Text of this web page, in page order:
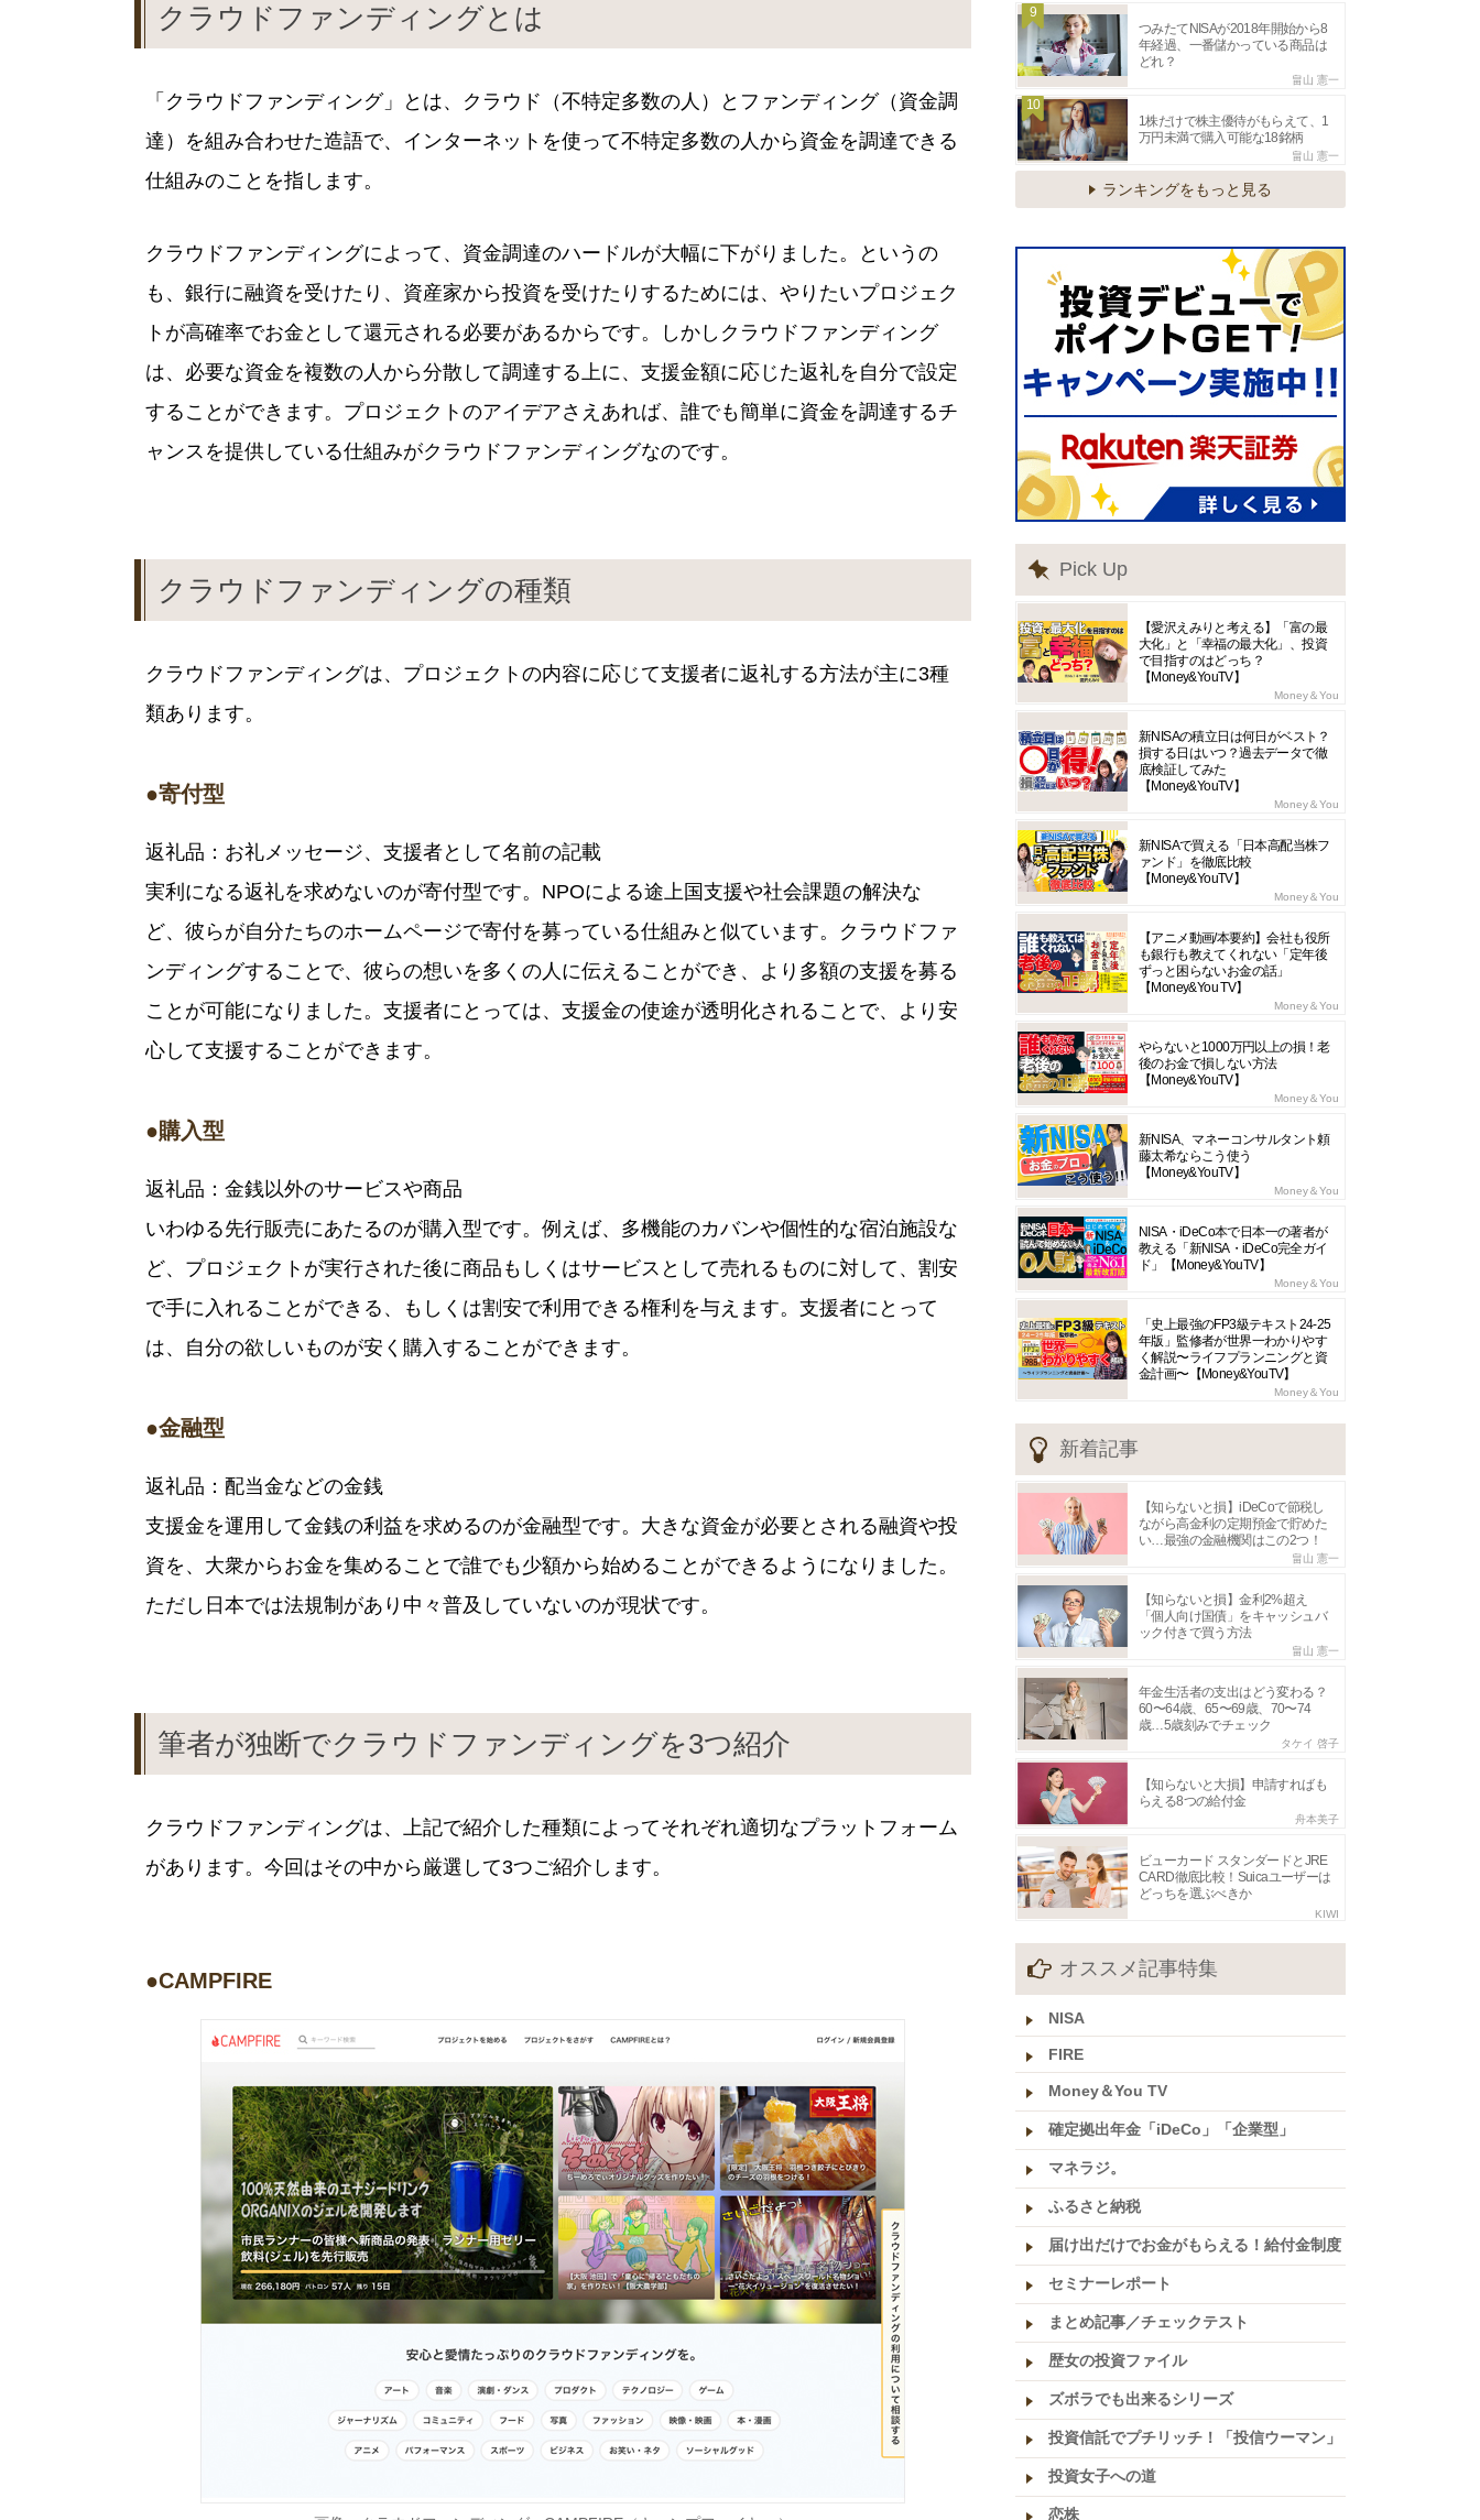
クラウドファンディングとは
「クラウドファンディング」とは、クラウド（不特定多数の人）とファンディング（資金調
達）を組み合わせた造語で、インターネットを使って不特定多数の人から資金を調達できる
仕組みのことを指します。
クラウドファンディングによって、資金調達のハードルが大幅に下がりました。というの
も、銀行に融資を受けたり、資産家から投資を受けたりするためには、やりたいプロジェク
トが高確率でお金として還元される必要があるからです。しかしクラウドファンディング
は、必要な資金を複数の人から分散して調達する上に、支援金額に応じた返礼を自分で設定
することができます。プロジェクトのアイデアさえあれば、誰でも簡単に資金を調達するチ
ャンスを提供している仕組みがクラウドファンディングなのです。
クラウドファンディングの種類
クラウドファンディングは、プロジェクトの内容に応じて支援者に返礼する方法が主に3種
類あります。
●寄付型
返礼品：お礼メッセージ、支援者として名前の記載
実利になる返礼を求めないのが寄付型です。NPOによる途上国支援や社会課題の解決な
ど、彼らが自分たちのホームページで寄付を募っている仕組みと似ています。クラウドファ
ンディングすることで、彼らの想いを多くの人に伝えることができ、より多額の支援を募る
ことが可能になりました。支援者にとっては、支援金の使途が透明化されることで、より安
心して支援することができます。
●購入型
返礼品：金銭以外のサービスや商品
いわゆる先行販売にあたるのが購入型です。例えば、多機能のカバンや個性的な宿泊施設な
ど、プロジェクトが実行された後に商品もしくはサービスとして売れるものに対して、割安
で手に入れることができる、もしくは割安で利用できる権利を与えます。支援者にとって
は、自分の欲しいものが安く購入することができます。
●金融型
返礼品：配当金などの金銭
支援金を運用して金銭の利益を求めるのが金融型です。大きな資金が必要とされる融資や投
資を、大衆からお金を集めることで誰でも少額から始めることができるようになりました。
ただし日本では法規制があり中々普及していないのが現状です。
筆者が独断でクラウドファンディングを3つ紹介
クラウドファンディングは、上記で紹介した種類によってそれぞれ適切なプラットフォーム
があります。今回はその中から厳選して3つご紹介します。
●CAMPFIRE
9
つみたてNISAが2018年開始から8
年経過、一番儲かっている商品は
どれ？
畠山 憲一
10
1株だけで株主優待がもらえて、1
万円未満で購入可能な18銘柄
畠山 憲一
ランキングをもっと見る
Pick Up
【愛沢えみりと考える】「富の最
大化」と「幸福の最大化」、投資
で目指すのはどっち？
【Money&YouTV】
Money＆You
新NISAの積立日は何日がベスト？
損する日はいつ？過去データで徹
底検証してみた
【Money&YouTV】
Money＆You
新NISAで買える「日本高配当株フ
ァンド」を徹底比較
【Money&YouTV】
Money＆You
【アニメ動画/本要約】会社も役所
も銀行も教えてくれない「定年後
ずっと困らないお金の話」
【Money&You TV】
Money＆You
やらないと1000万円以上の損！老
後のお金で損しない方法
【Money&YouTV】
Money＆You
新NISA、マネーコンサルタント頼
藤太希ならこう使う
【Money&YouTV】
Money＆You
NISA・iDeCo本で日本一の著者が
教える「新NISA・iDeCo完全ガイ
ド」【Money&YouTV】
Money＆You
「史上最強のFP3級テキスト24-25
年版」監修者が世界一わかりやす
く解説〜ライフプランニングと資
金計画〜【Money&YouTV】
Money＆You
新着記事
【知らないと損】iDeCoで節税し
ながら高金利の定期預金で貯めた
い…最強の金融機関はこの2つ！
畠山 憲一
【知らないと損】金利2%超え
「個人向け国債」をキャッシュバ
ック付きで買う方法
畠山 憲一
年金生活者の支出はどう変わる？
60〜64歳、65〜69歳、70〜74
歳…5歳刻みでチェック
タケイ 啓子
【知らないと大損】申請すればも
らえる8つの給付金
舟本美子
ビューカード スタンダードとJRE
CARD徹底比較！Suicaユーザーは
どっちを選ぶべきか
KIWI
オススメ記事特集
NISA
FIRE
Money＆You TV
確定拠出年金「iDeCo」「企業型」
マネラジ。
ふるさと納税
届け出だけでお金がもらえる！給付金制度
セミナーレポート
まとめ記事／チェックテスト
歴女の投資ファイル
ズボラでも出来るシリーズ
投資信託でプチリッチ！「投信ウーマン」
投資女子への道
恋株